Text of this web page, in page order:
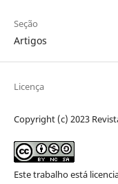
Seção
Artigos
Licença
Copyright (c) 2023
Este trabalho está